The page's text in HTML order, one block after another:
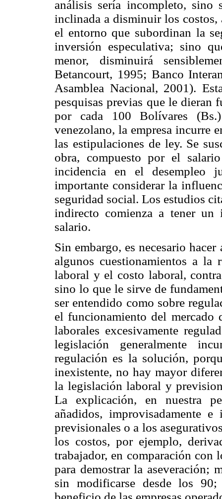
análisis sería incompleto,
inclinada a disminuir los costos,
el entorno que subordinan la
inversión especulativa; sino
menor, disminuirá
Betancourt, 1995; Banco
Asamblea Nacional, 2001).
pesquisas previas que le dieran
por cada 100 Bolívares
venezolano, la empresa incurre
las estipulaciones de ley. Se
obra, compuesto por el
incidencia en el desempleo
importante considerar la
seguridad social. Los estudios
indirecto comienza a tener
salario.
Sin embargo, es necesario
algunos cuestionamientos a la
laboral y el costo laboral,
sino lo que le sirve de
ser entendido como sobre
el funcionamiento del mercado
laborales excesivamente
legislación generalmente
regulación es la solución,
inexistente, no hay mayor
la legislación laboral y
La explicación, en nuestra
añadidos, improvisadamente
previsionales o a los
los costos, por ejemplo,
trabajador, en comparación con
para demostrar la aseveración;
sin modificarse desde los